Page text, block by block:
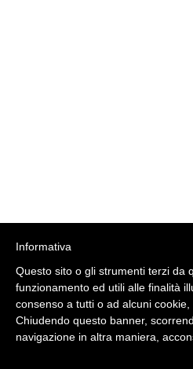
Informativa
Questo sito o gli strumenti terzi da
funzionamento ed utili alle finalità
consenso a tutti o ad alcuni cookie,
Chiudendo questo banner,
navigazione in altra maniera,